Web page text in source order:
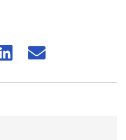
Share
Share